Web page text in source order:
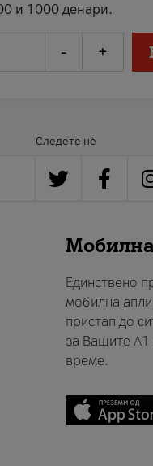
и 1000 денари.
- +
Следете нè
Единствено
мобилна
пристап до
за Вашите A1
време.